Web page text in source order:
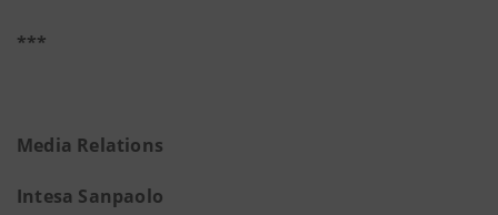
***
Media Relations
Intesa Sanpaolo